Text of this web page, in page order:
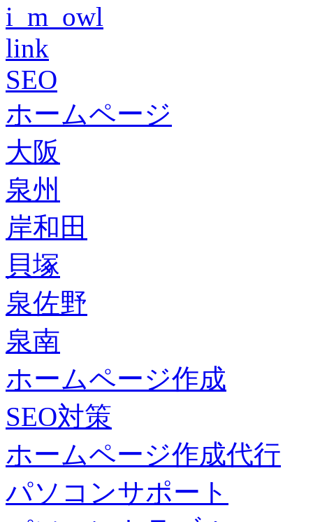
i_m_owl
link
SEO
ホームページ
大阪
泉州
岸和田
貝塚
泉佐野
泉南
ホームページ作成
SEO対策
ホームページ作成代行
パソコンサポート